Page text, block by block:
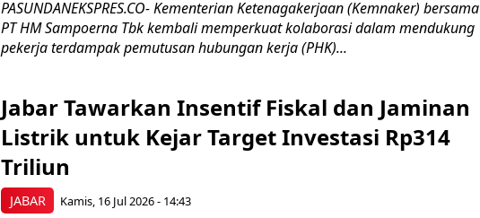
PASUNDANEKSPRES.CO- Kementerian Ketenagakerjaan (Kemnaker) bersama
PT HM Sampoerna Tbk kembali memperkuat kolaborasi dalam mendukung
pekerja terdampak pemutusan hubungan kerja (PHK)...
JABAR
Jabar Tawarkan Insentif Fiskal dan Jaminan
Listrik untuk Kejar Target Investasi Rp314
Triliun
Kamis, 16 Jul 2026 - 14:43